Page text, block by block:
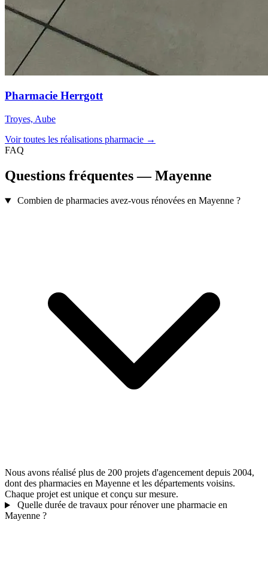
Pharmacie Herrgott
Troyes, Aube
Voir toutes les réalisations pharmacie →
FAQ
Questions fréquentes — Mayenne
Combien de pharmacies avez-vous rénovées en Mayenne ?
Nous avons réalisé plus de 200 projets d'agencement depuis 2004,
dont des pharmacies en Mayenne et les départements voisins.
Chaque projet est unique et conçu sur mesure.
Quelle durée de travaux pour rénover une pharmacie en
Mayenne ?